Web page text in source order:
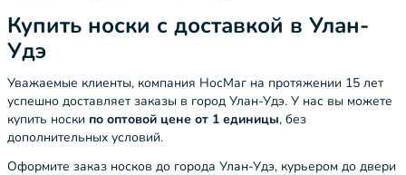
Купить носки с доставкой в Улан-
Удэ
Уважаемые клиенты, компания НосМаг на протяжении 15 лет
успешно доставляет заказы в город Улан-Удэ. У нас вы можете
купить носки по оптовой цене от 1 единицы, без
дополнительных условий.
Оформите заказ носков до города Улан-Удэ, курьером до двери